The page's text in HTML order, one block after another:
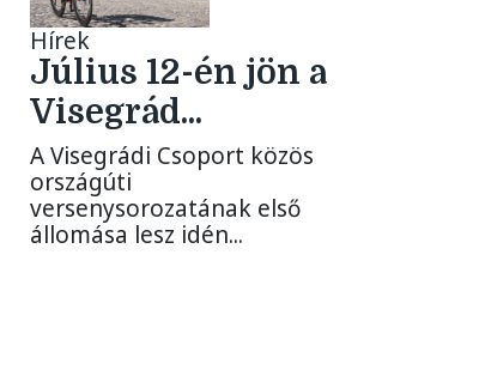
Hírek
Július 12-én jön a
Visegrád...
A Visegrádi Csoport közös
országúti
versenysorozatának első
állomása lesz idén...